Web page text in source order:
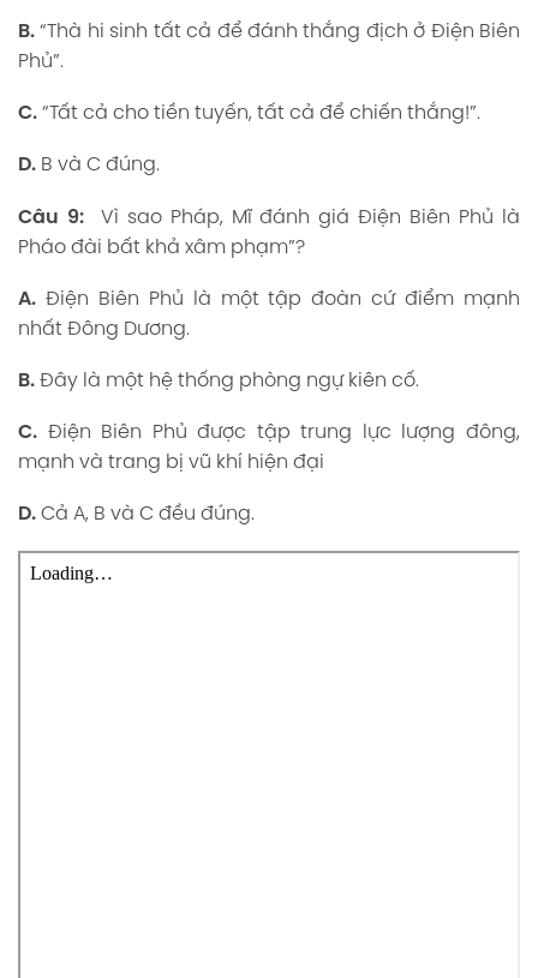
B.“Thà hi sinh tất cả để đánh thắng địch ở Điện Biên
Phủ”.
C. “Tất cả cho tiền tuyến, tất cả để chiến thắng!”.
D. B và C đúng.
Câu 9:Vì sao Pháp, Mĩ đánh giá Điện Biên Phủ là
Pháo đài bất khả xâm phạm”?
A. Điện Biên Phủ là một tập đoàn cứ điểm mạnh
nhất Đông Dương.
B. Đây là một hệ thống phòng ngự kiên cố.
C. Điện Biên Phủ được tập trung lực lượng đông,
mạnh và trang bị vũ khí hiện đại
D. Cả A, B và C đều đúng.